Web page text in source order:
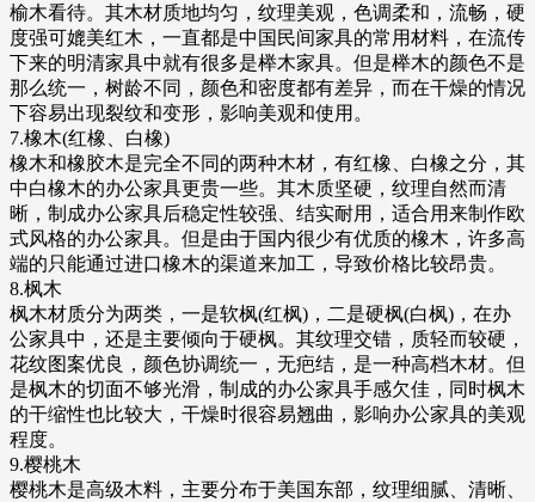
榆木看待。其木材质地均匀，纹理美观，色调柔和，流畅，硬
度强可媲美红木，一直都是中国民间家具的常用材料，在流传
下来的明清家具中就有很多是榉木家具。但是榉木的颜色不是
那么统一，树龄不同，颜色和密度都有差异，而在干燥的情况
下容易出现裂纹和变形，影响美观和使用。
7.橡木(红橡、白橡)
橡木和橡胶木是完全不同的两种木材，有红橡、白橡之分，其
中白橡木的办公家具更贵一些。其木质坚硬，纹理自然而清
晰，制成办公家具后稳定性较强、结实耐用，适合用来制作欧
式风格的办公家具。但是由于国内很少有优质的橡木，许多高
端的只能通过进口橡木的渠道来加工，导致价格比较昂贵。
8.枫木
枫木材质分为两类，一是软枫(红枫)，二是硬枫(白枫)，在办
公家具中，还是主要倾向于硬枫。其纹理交错，质轻而较硬，
花纹图案优良，颜色协调统一，无疤结，是一种高档木材。但
是枫木的切面不够光滑，制成的办公家具手感欠佳，同时枫木
的干缩性也比较大，干燥时很容易翘曲，影响办公家具的美观
程度。
9.樱桃木
樱桃木是高级木料，主要分布于美国东部，纹理细腻、清晰、